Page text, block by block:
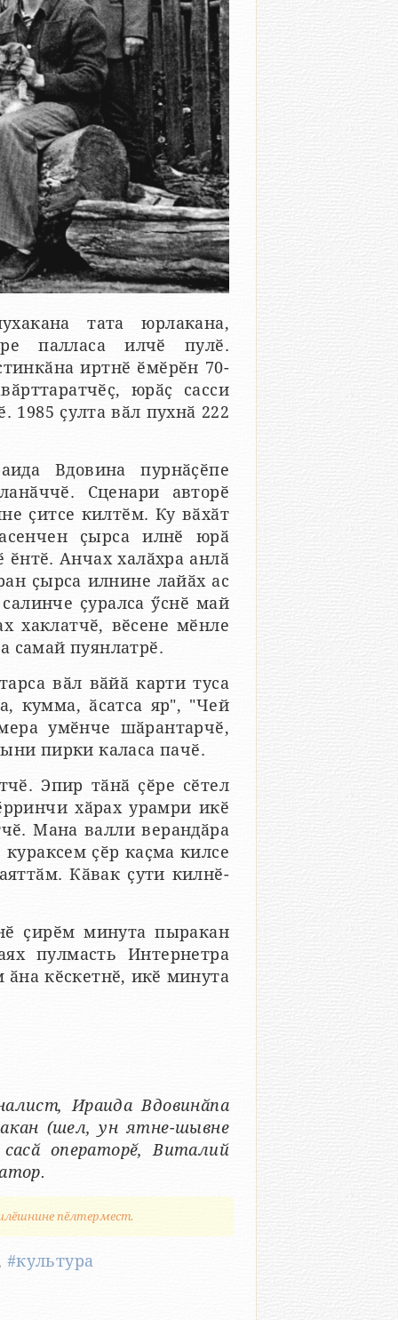
тата юрлакана,
палласа илчӗ пулӗ.
иртнӗ ӗмӗрӗн 70-
юрӑҫ сасси
1985 ҫулта вӑл пухнӑ 222
Вдовина пурнӑҫӗпе
Сценари авторӗ
ҫитсе килтӗм. Ку вӑхӑт
ҫырса илнӗ юрӑ
Анчах халӑхра анлӑ
ҫырса илнине лайӑх ас
ҫуралса ӳснӗ май
хаклатчӗ, вӗсене мӗнле
самай пуянлатрӗ.
вӑл вӑйӑ карти туса
кумма, ӑсатса яр", "Чей
умӗнче шӑрантарчӗ,
пирки каласа пачӗ.
Эпир тӑнӑ ҫӗре сӗтел
хӑрах урамри икӗ
Мана валли верандӑра
ҫӗр каҫма килсе
Кӑвак ҫути килнӗ-
ҫирӗм минута пыракан
пулмасть Интернетра
кӗскетнӗ, икӗ минута
Ираида Вдовинӑпа
(шел, ун ятне-шывне
операторӗ, Виталий
пӗлтермест.
#культура